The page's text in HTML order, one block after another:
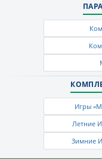
Игры
Летние
Зимние